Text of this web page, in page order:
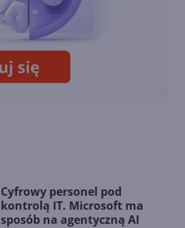
Microsoft Face Check -
weryfikacja twarzy już
dostępna dla firm
Cyfrowy personel pod
kontrolą IT. Microsoft ma
sposób na agentyczną AI